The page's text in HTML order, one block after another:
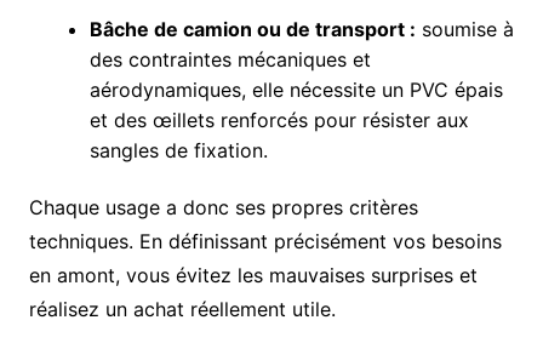
Bâche de camion ou de transport : soumise à
des contraintes mécaniques et
aérodynamiques, elle nécessite un PVC épais
et des œillets renforcés pour résister aux
sangles de fixation.
Chaque usage a donc ses propres critères
techniques. En définissant précisément vos besoins
en amont, vous évitez les mauvaises surprises et
réalisez un achat réellement utile.